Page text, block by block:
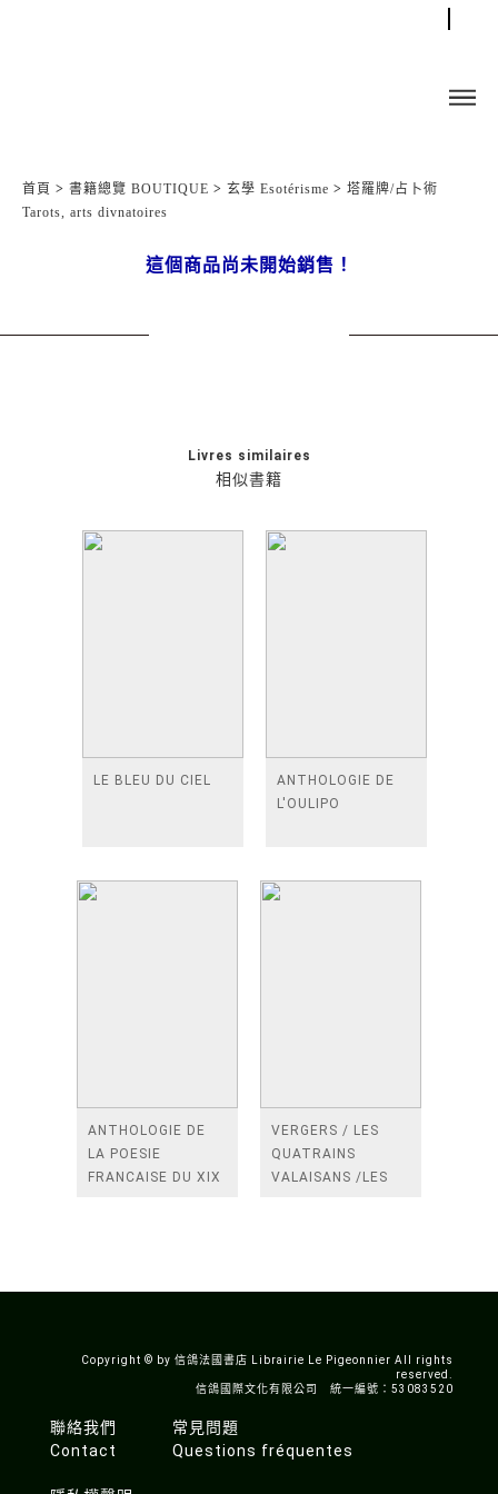
首頁 > 書籍總覽 BOUTIQUE > 玄學 Esotérisme > 塔羅牌/占卜術
Tarots, arts divnatoires
這個商品尚未開始銷售！
相似書籍
Livres similaires
LE BLEU DU CIEL
ANTHOLOGIE DE
L'OULIPO
ANTHOLOGIE DE
LA POESIE
FRANCAISE DU XIX
VERGERS / LES
QUATRAINS
VALAISANS /LES
Copyright © by 信鴿法國書店 Librairie Le Pigeonnier All rights
reserved.
信鴿國際文化有限公司 統一編號：53083520
聯絡我們
Contact
常見問題
Questions fréquentes